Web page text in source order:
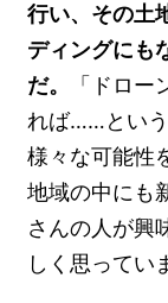
行い、その土
ディングにも
だ。
「ドロ
れば……という
様々な可能性
地域の中にも
さんの人が興
しく思ってい